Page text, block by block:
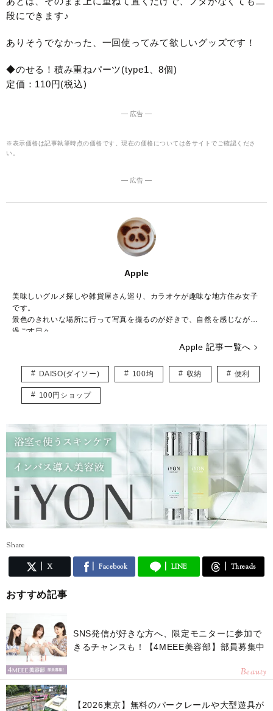
段にできます♪
ありそうでなかった、一回使ってみて欲しいグッズです！
◆のせる！積み重ねパーツ(type1、8個)
定価：110円(税込)
― 広告 ―
※表示価格は記事執筆時点の価格です。現在の価格については各サイトでご確認くださ
い。
― 広告 ―
Apple
美味しいグルメ探しや雑貨屋さん巡り、カラオケが趣味な地方住み女子
です。
景色のきれいな場所に行って写真を撮るのが好きで、自然を感じながら
過ごす日々。
お出かけしながら100均に寄りますが、便利グッズを発見すると嬉しく
みんなが笑顔になれる情報を発信できたらと思っています。
Apple 記事一覧へ
DAISO(ダイソー) 100均 収納 便利
100円ショップ
Share
X Facebook LINE Threads
おすすめ記事
SNS発信が好きな方へ、限定モニターに参加で
きるチャンスも！【4MEEE美容部】部員募集中
Beauty
【2026東京】無料のパークレールや大型遊具が